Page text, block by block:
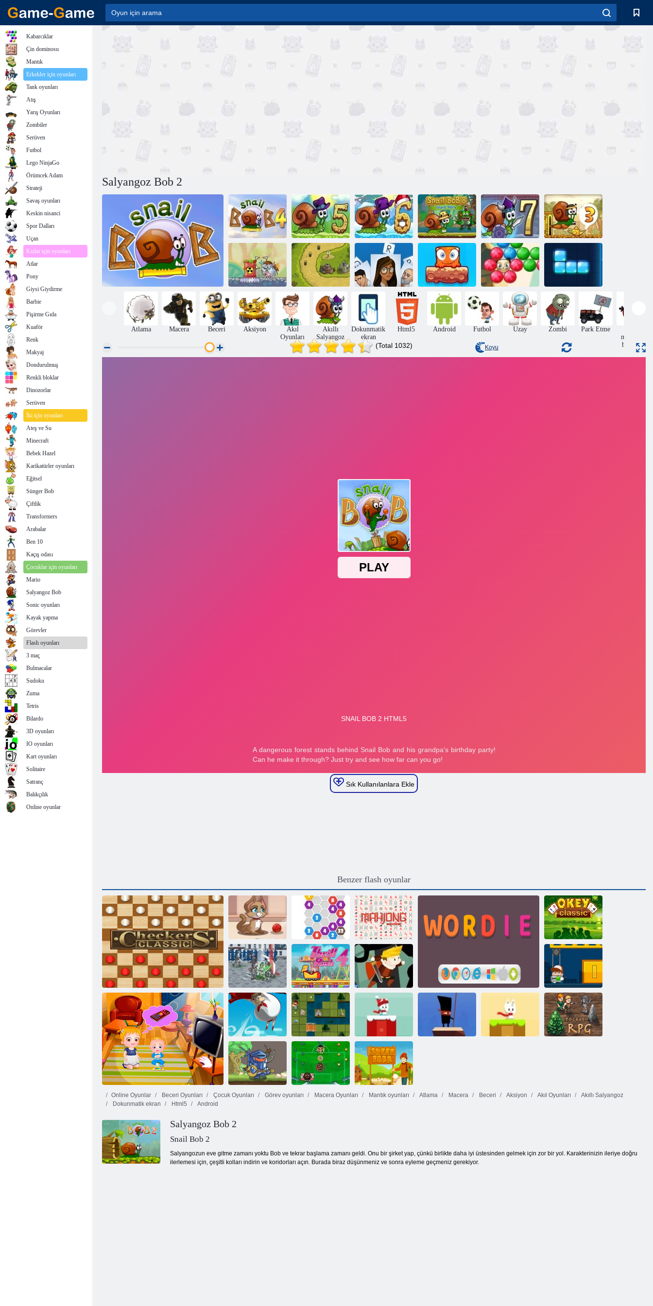
Salyangoz Bob 2
Salyangoz Bob
4: In Space
Salyangoz Bob
5 Aşk Hikayesi
Salyangoz Bob
6: Kış Hikayesi
Salyangoz Bob
8: Ada Hikayesi
Salyangoz Bob
7: Fantezi
Hikayesi
Salyangoz Bob
3
Lazer topu Krallık Rush Büyü
Karışık Dünya:
Hafta Sonu
Bubble atıcı
destan 2
Atlama Macera Beceri Aksiyon
Akıl
Oyunları
Akıllı
Salyangoz
Dokunmatik
ekran
Html5 Android Futbol Uzay Zombi Park Etme
mesafede
başlayan
(Total 1032) Koyu
Sık Kullanılanlara Ekle
Benzer flash oyunlar
Dama Klasik
Kedicik
kabarcıkları
2020 Connect
En İyi Klasik
Mahjong
Okey Klasik
Feodalizm 3 Thrill Rush 4 Cesur kadrosu
Patron Seviye
atışları
Flower Kaçak Şövalye
Kartopu Noel
Dünya
Online Oyunlar Beceri Oyunları Çocuk Oyunları Görev oyunları Macera Oyunları Mantık oyunları Atlama Macera Beceri Aksiyon Akıl Oyunları
Akıllı Salyangoz
Dokunmatik ekran
Html5 Android
Salyangoz Bob 2
Snail Bob 2
Salyangozun eve gitme zamanı yoktu Bob ve tekrar başlama zamanı geldi. Onu bir şirket yap, çünkü birlikte daha iyi üstesinden gelmek için zor bir yol. Karakterinizin ileriye doğru
ilerlemesi için, çeşitli kolları indirin ve koridorları açın. Burada biraz düşünmeniz ve sonra eyleme geçmeniz gerekiyor.
Kabarcıklar
Çin dominosu
Mantık
Erkekler için oyunları
Tank oyunları
Atış
Yarış Oyunları
Zombiler
Serüven
Futbol
Lego NinjaGo
Örümcek Adam
Strateji
Savaş oyunları
Keskin nisanci
Spor Dalları
Uçan
Kızlar için oyunları
Atlar
Pony
Giysi Giydirme
Barbie
Pişirme Gıda
Kuaför
Renk
Makyaj
Dondurulmuş
Renkli bloklar
Dinozorlar
Serüven
İki için oyunları
Ateş ve Su
Minecraft
Bebek Hazel
Karikatürler oyunları
Eğitsel
Sünger Bob
Çiftlik
Transformers
Arabalar
Ben 10
Kaçış odası
Çocuklar için oyunları
Mario
Salyangoz Bob
Sonic oyunları
Kayak yapma
Görevler
Flash oyunları
3 maç
Bulmacalar
Sudoku
Zuma
Tetris
Bilardo
3D oyunları
IO oyunları
Kart oyunları
Solitaire
Satranç
Balıkçılık
Online oyunlar